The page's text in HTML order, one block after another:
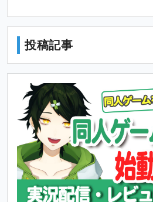
P
l
a
y
l
a
y
おしゃべりが好きな人！
コメントには、だいたい反応する
おしゃべりしたい人も大歓迎！！
ただ、悪意のありそうなコメント
よ！
投稿記事